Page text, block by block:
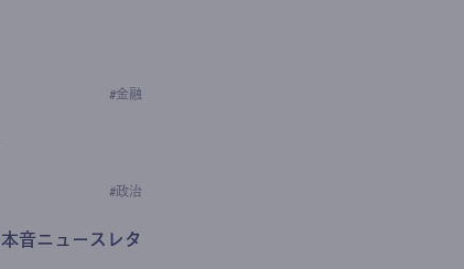
#金融
#政治
音ニュースレタ